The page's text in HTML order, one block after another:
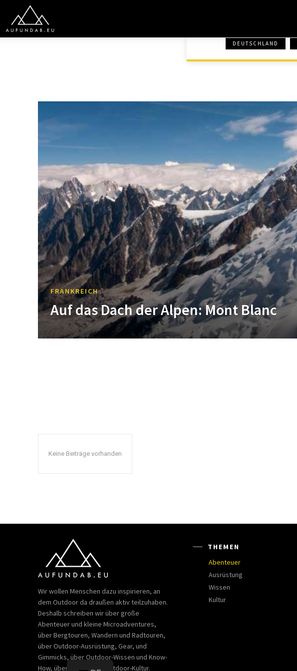
DEUTSCHLAND
FRANKREICH
Auf das Dach der Alpen: Mont Blanc
Keine Beiträge vorhanden
Wir wollen Menschen dazu inspirieren, an
dem Outdoor da draußen aktiv teilzuhaben.
Deshalb schreiben wir über große
Abenteuer und kleine Microadventures,
über Bergtouren, Wandern und Radtouren,
über Outdoor-Ausrüstung, Gear, und
Gimmicks, über Outdoor-Wissen und Know-
How, über Bücher und Outdoor-Kultur.
THEMEN
Abenteuer
Ausrüstung
Wissen
Kultur